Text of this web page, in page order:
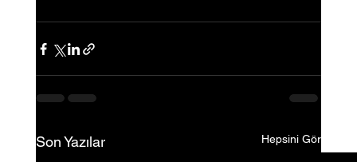
Son Yazılar Hepsini Gör